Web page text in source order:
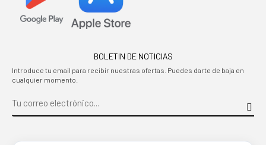
BOLETIN DE NOTICIAS
Introduce tu email para recibir nuestras ofertas. Puedes darte de baja en
cualquier momento.